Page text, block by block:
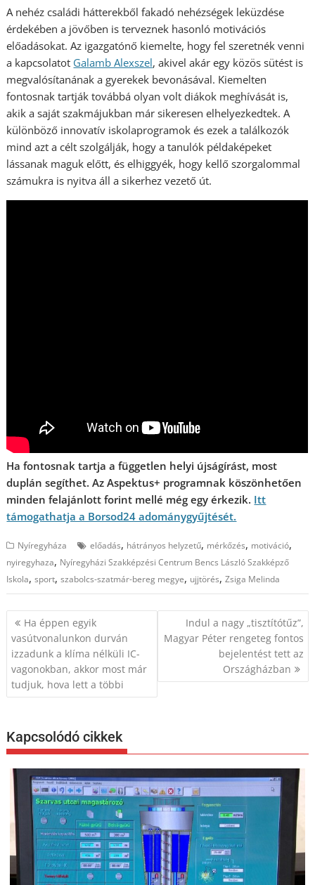
A nehéz családi hátterekből fakadó nehézségek leküzdése
érdekében a jövőben is terveznek hasonló motivációs
előadásokat. Az igazgatónő kiemelte, hogy fel szeretnék venni
a kapcsolatot Galamb Alexszel, akivel akár egy közös sütést is
megvalósítanának a gyerekek bevonásával. Kiemelten
fontosnak tartják továbbá olyan volt diákok meghívását is,
akik a saját szakmájukban már sikeresen elhelyezkedtek. A
különböző innovatív iskolaprogramok és ezek a találkozók
mind azt a célt szolgálják, hogy a tanulók példaképeket
lássanak maguk előtt, és elhiggyék, hogy kellő szorgalommal
számukra is nyitva áll a sikerhez vezető út.
Ha fontosnak tartja a független helyi újságírást, most
duplán segíthet. Az Aspektus+ programnak köszönhetően
minden felajánlott forint mellé még egy érkezik. Itt
támogathatja a Borsod24 adománygyűjtését.
Nyíregyháza előadás, hátrányos helyzetű, mérkőzés, motiváció,
nyiregyhaza, Nyíregyházi Szakképzési Centrum Bencs László Szakképző
Iskola,sport,szabolcs-szatmár-bereg megye, ujjtörés,Zsiga Melinda
Bejegyzés
navigáció
Ha éppen egyik
vasútvonalunkon durván
izzadunk a klíma nélküli IC-
vagonokban, akkor most már
tudjuk, hova lett a többi
Indul a nagy „tisztítótűz”,
Magyar Péter rengeteg fontos
bejelentést tett az
Országházban
Kapcsolódó cikkek